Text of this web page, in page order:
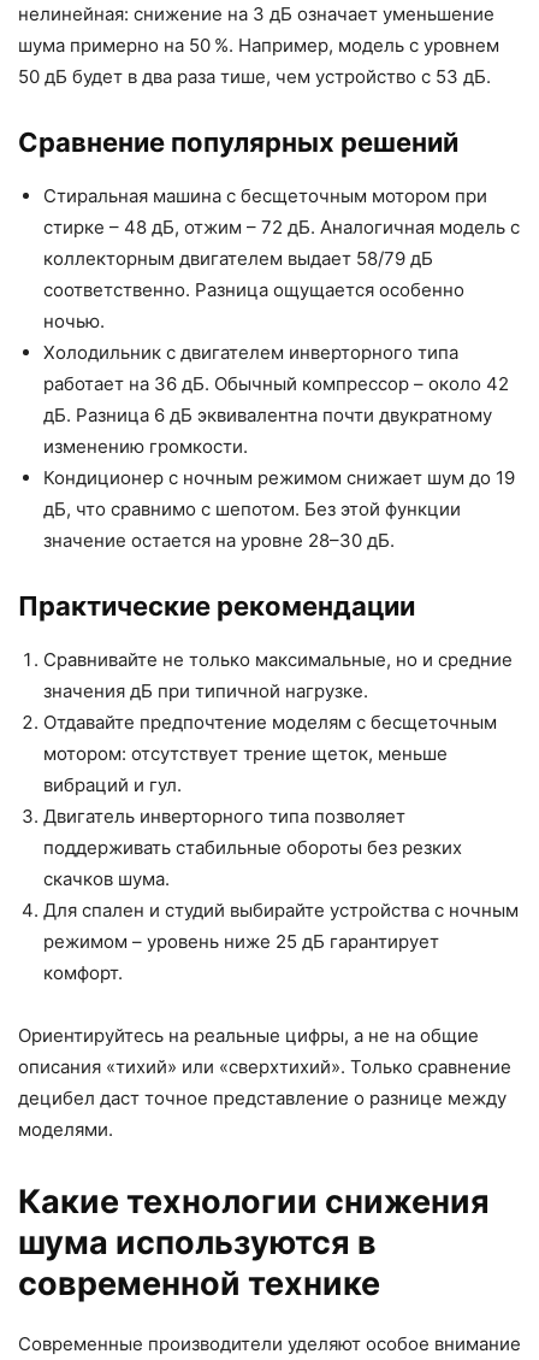
нелинейная: снижение на 3 дБ означает уменьшение
шума примерно на 50 %. Например, модель с уровнем
50 дБ будет в два раза тише, чем устройство с 53 дБ.
Сравнение популярных решений
Стиральная машина с бесщеточным мотором при
стирке – 48 дБ, отжим – 72 дБ. Аналогичная модель с
коллекторным двигателем выдает 58/79 дБ
соответственно. Разница ощущается особенно
ночью.
Холодильник с двигателем инверторного типа
работает на 36 дБ. Обычный компрессор – около 42
дБ. Разница 6 дБ эквивалентна почти двукратному
изменению громкости.
Кондиционер с ночным режимом снижает шум до 19
дБ, что сравнимо с шепотом. Без этой функции
значение остается на уровне 28–30 дБ.
Практические рекомендации
Сравнивайте не только максимальные, но и средние
значения дБ при типичной нагрузке.
Отдавайте предпочтение моделям с бесщеточным
мотором: отсутствует трение щеток, меньше
вибраций и гул.
Двигатель инверторного типа позволяет
поддерживать стабильные обороты без резких
скачков шума.
Для спален и студий выбирайте устройства с ночным
режимом – уровень ниже 25 дБ гарантирует
комфорт.
Ориентируйтесь на реальные цифры, а не на общие
описания «тихий» или «сверхтихий». Только сравнение
децибел даст точное представление о разнице между
моделями.
Какие технологии снижения
шума используются в
современной технике
Современные производители уделяют особое внимание